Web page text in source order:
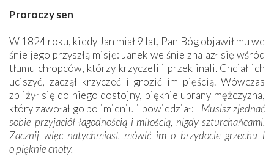
Proroczy sen
W 1824 roku, kiedy Jan miał 9 lat, Pan Bóg objawił mu we
śnie jego przyszłą misję: Janek we śnie znalazł się wśród
tłumu chłopców, którzy krzyczeli i przeklinali. Chciał ich
uciszyć, zaczął krzyczeć i grozić im pięścią. Wówczas
zbliżył się do niego dostojny, pięknie ubrany mężczyzna,
który zawołał go po imieniu i powiedział: - Musisz zjednać
sobie przyjaciół łagodnością i miłością, nigdy szturchańcami.
Zacznij więc natychmiast mówić im o brzydocie grzechu i
o pięknie cnoty.